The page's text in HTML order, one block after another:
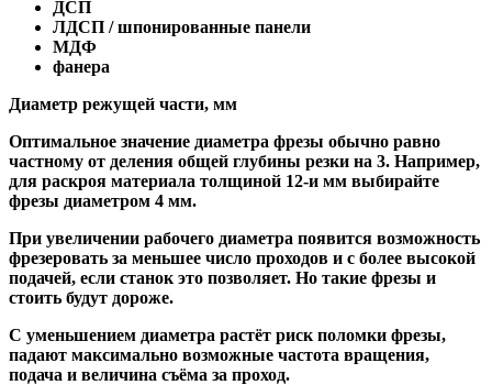
ДСП
ЛДСП / шпонированные панели
МДФ
фанера
Диаметр режущей части, мм
Оптимальное значение диаметра фрезы обычно равно
частному от деления общей глубины резки на 3. Например,
для раскроя материала толщиной 12-и мм выбирайте
фрезы диаметром 4 мм.
При увеличении рабочего диаметра появится возможность
фрезеровать за меньшее число проходов и с более высокой
подачей, если станок это позволяет. Но такие фрезы и
стоить будут дороже.
С уменьшением диаметра растёт риск поломки фрезы,
падают максимально возможные частота вращения,
подача и величина съёма за проход.